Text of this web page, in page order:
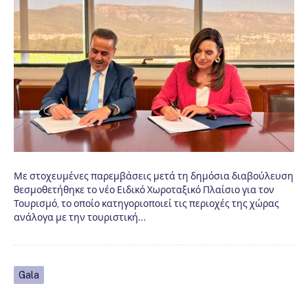
Με στοχευμένες παρεμβάσεις μετά τη δημόσια διαβούλευση
θεσμοθετήθηκε το νέο Ειδικό Χωροταξικό Πλαίσιο για τον
Τουρισμό, το οποίο κατηγοριοποιεί τις περιοχές της χώρας
ανάλογα με την τουριστική…
Gala